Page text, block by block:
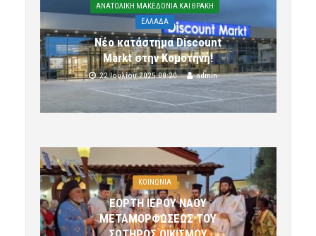
ΑΝΑΤΟΛΙΚΗ ΜΑΚΕΔΟΝΙΑ ΚΑΙ ΘΡΑΚΗ
ΕΛΛΑΔΑ
Νέο κατάστημα Discount
Markt στην Κομοτηνή!
22 Ιουλίου 2025 08:20 admin
ΚΟΙΝΩΝΙΑ
ΕΟΡΤΗ ΙΕΡΟΥ ΝΑΟΥ
ΜΕΤΑΜΟΡΦΩΣΕΩΣ ΤΟΥ